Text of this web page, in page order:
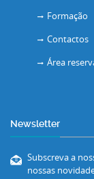
Formação
Contactos
Área
Newsletter
Subscreva a
nossas